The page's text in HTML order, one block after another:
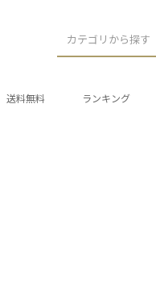
カテゴリから探す
送料無料 ランキング